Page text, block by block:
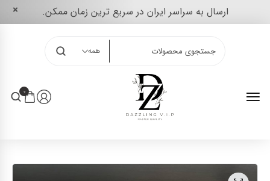
ارسال به سراسر ایران در سریع ترین زمان ممکن.
0
همه